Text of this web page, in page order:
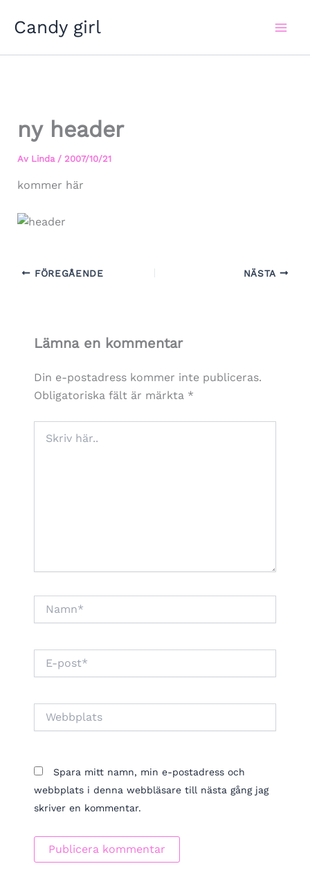
Candy girl
ny header
Av Linda / 2007/10/21
kommer här
FÖREGÅENDE NÄSTA
Lämna en kommentar
Din e-postadress kommer inte publiceras.
Obligatoriska fält är märkta *
här..
post*
Spara mitt namn, min e-postadress och
webbplats i denna webbläsare till nästa gång jag
skriver en kommentar.